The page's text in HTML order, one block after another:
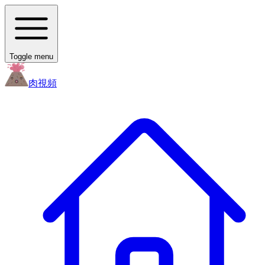
Toggle menu
肉視頻